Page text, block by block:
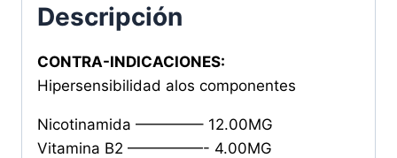
Descripción
CONTRA-INDICACIONES:
Hipersensibilidad alos componentes
Nicotinamida ————– 12.00MG
Vitamina B2 —————- 4.00MG